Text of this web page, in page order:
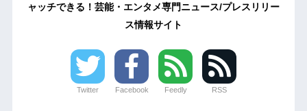
ャッチできる！芸能・エンタメ専門ニュース/プレスリリー
ス情報サイト
Twitter Facebook Feedly RSS